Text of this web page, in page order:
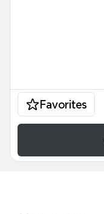
Favorites